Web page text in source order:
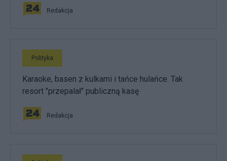
Redakcja
Polityka
Karaoke, basen z kulkami i tańce hulańce. Tak
resort "przepalał" publiczną kasę
Redakcja